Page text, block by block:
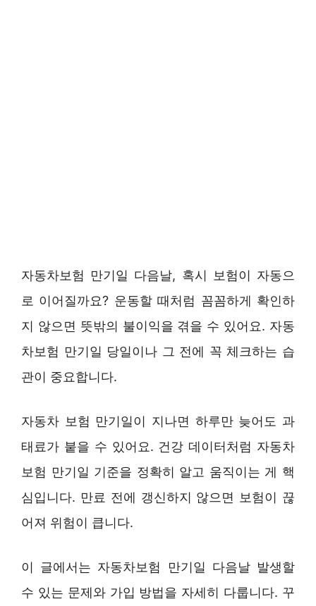
자동차보험 만기일 다음날, 혹시 보험이 자동으
로 이어질까요? 운동할 때처럼 꼼꼼하게 확인하
지 않으면 뜻밖의 불이익을 겪을 수 있어요. 자동
차보험 만기일 당일이나 그 전에 꼭 체크하는 습
관이 중요합니다.
자동차 보험 만기일이 지나면 하루만 늦어도 과
태료가 붙을 수 있어요. 건강 데이터처럼 자동차
보험 만기일 기준을 정확히 알고 움직이는 게 핵
심입니다. 만료 전에 갱신하지 않으면 보험이 끊
어져 위험이 큽니다.
이 글에서는 자동차보험 만기일 다음날 발생할
수 있는 문제와 가입 방법을 자세히 다룹니다. 꾸